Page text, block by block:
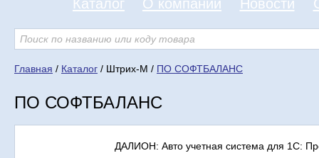
Каталог О компании Новости
Поиск по названию или коду товара
Главная / Каталог / Штрих-М / ПО СОФТБАЛАНС
ПО СОФТБАЛАНС
ДАЛИОН: Авто учетная система для 1С: